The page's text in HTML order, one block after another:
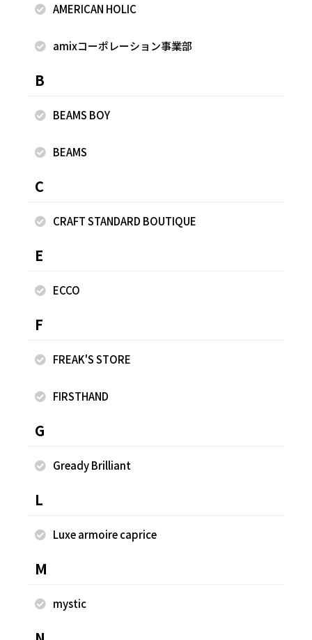
でベーシックな単色デザインでも 胸元のスクエア編み切り替
気になりませんでした！ 個人的には今季トレンドのボルドー
ンツ、スカート どちらにも合わせやすいです◎ ✔️伸縮性⚪︎
🔸SALE🔸 EMA BLUE'S エマ ブルー / フランス🇫🇷 今イチオ
しくて軽いのが魅力的✨ ウエストやヒップラインも拾わず、
る シルエットは存在感たっぷり！ 薄くて柔らかな生地のた
も良いので今から長く使ってもらえそうです◎ ⚫︎楽ちんなウ
ケットあり ✔️手洗い⚪︎ ✔️表地/コットン100%,裏地/レーヨン
84033237 税込 11,000円 ◉shoes…私物 ぜひチェックして
AMERICAN HOLIC
amixコーポレーション事業部
B
BEAMS BOY
BEAMS
C
CRAFT STANDARD BOUTIQUE
E
ECCO
F
FREAK'S STORE
FIRSTHAND
G
Gready Brilliant
L
Luxe armoire caprice
M
mystic